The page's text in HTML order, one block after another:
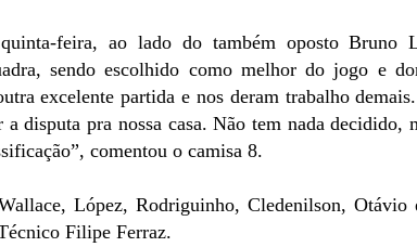
feira, ao lado do também oposto
sendo escolhido como melhor do jogo e
excelente partida e nos deram trabalho
disputa pra nossa casa. Não tem nada decidido,
comentou o camisa 8.
López, Rodriguinho, Cledenilson,
Filipe Ferraz.